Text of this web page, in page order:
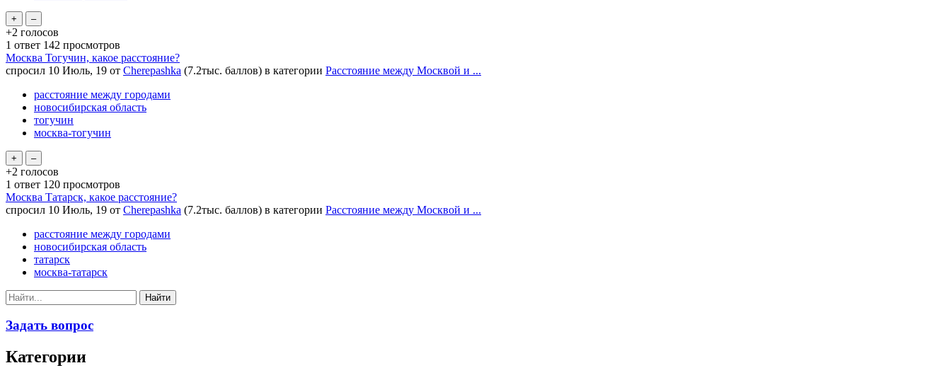
+2 голосов
1 ответ 142 просмотров
Москва Тогучин, какое расстояние?
спросил 10 Июль, 19 от Cherepashka (7.2тыс. баллов) в категории Расстояние между Москвой и ...
расстояние между городами
новосибирская область
тогучин
москва-тогучин
+2 голосов
1 ответ 120 просмотров
Москва Татарск, какое расстояние?
спросил 10 Июль, 19 от Cherepashka (7.2тыс. баллов) в категории Расстояние между Москвой и ...
расстояние между городами
новосибирская область
татарск
москва-татарск
Задать вопрос
Категории